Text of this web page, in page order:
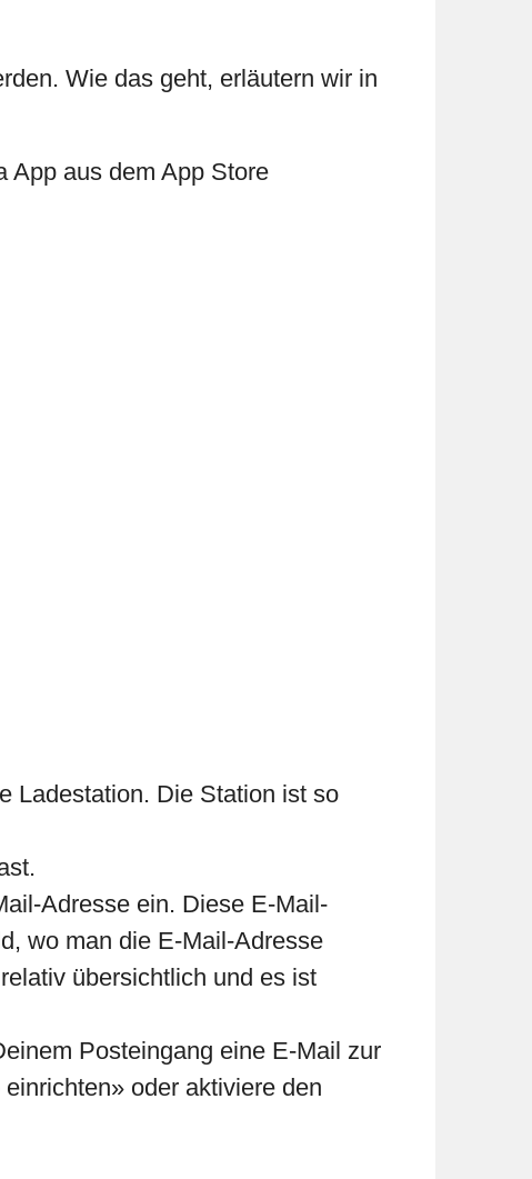
Wie das geht, erläutern wir in
App aus dem App Store
Ladestation. Die Station ist so
Adresse ein. Diese E-Mail-
wo man die E-Mail-Adresse
übersichtlich und es ist
Posteingang eine E-Mail zur
oder aktiviere den